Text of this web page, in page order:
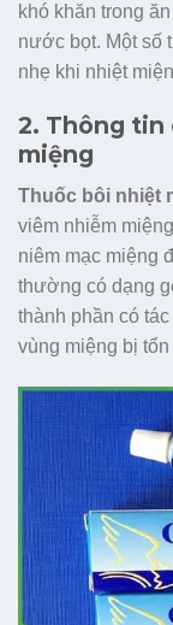
khó khăn trong
nước bọt. Một số
nhẹ khi nhiệt
2. Thông tin
miệng
Thuốc bôi nhiệt
viêm nhiễm
niêm mạc miệng
thường có dạng
thành phần có
vùng miệng bị